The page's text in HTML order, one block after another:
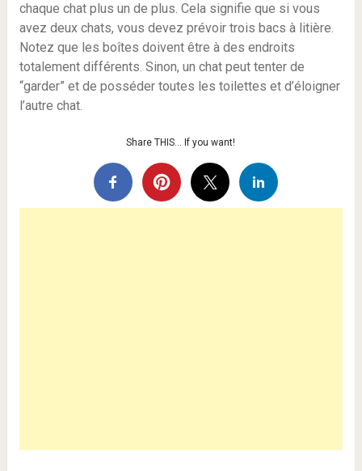
chaque chat plus un de plus. Cela signifie que si vous
avez deux chats, vous devez prévoir trois bacs à litière.
Notez que les boîtes doivent être à des endroits
totalement différents. Sinon, un chat peut tenter de
“garder” et de posséder toutes les toilettes et d’éloigner
l’autre chat.
Share THIS… If you want!